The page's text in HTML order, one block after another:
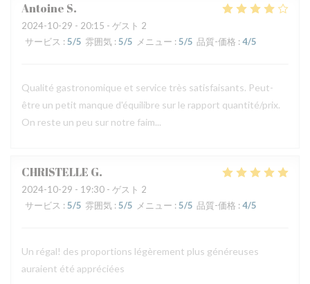
Antoine S
2024-10-29 - 20:15 - ゲスト 2
サービス : 5/5 雰囲気 : 5/5 メニュー : 5/5 品質-価格 : 4/5
Qualité gastronomique et service très satisfaisants. Peut-
être un petit manque d'équilibre sur le rapport quantité/prix.
On reste un peu sur notre faim...
CHRISTELLE G
2024-10-29 - 19:30 - ゲスト 2
サービス : 5/5 雰囲気 : 5/5 メニュー : 5/5 品質-価格 : 4/5
Un régal! des proportions légèrement plus généreuses
auraient été appréciées